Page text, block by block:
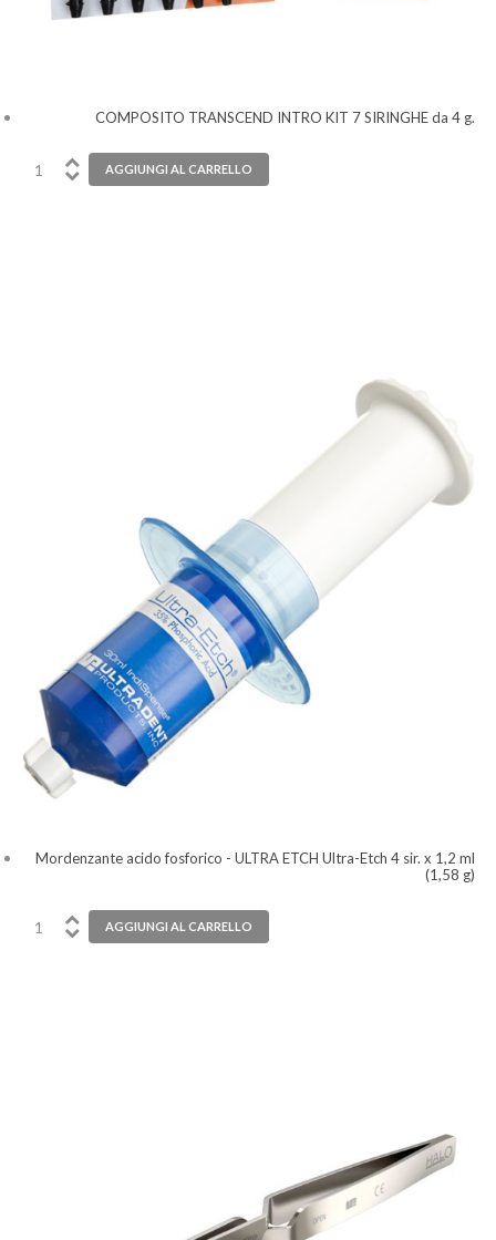
COMPOSITO TRANSCEND INTRO KIT 7 SIRINGHE da 4 g.
Mordenzante acido fosforico - ULTRA ETCH Ultra-Etch 4 sir. x 1,2 ml
(1,58 g)